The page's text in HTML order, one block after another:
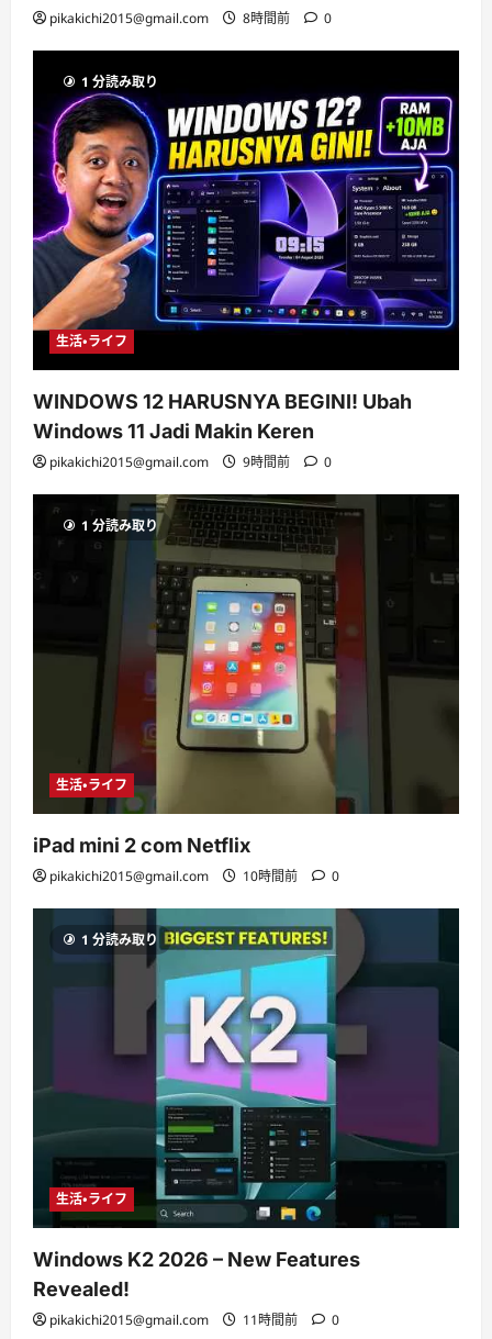
pikakichi2015@gmail.com 8時間前 0
1 分読み取り
生活・ライフ
WINDOWS 12 HARUSNYA BEGINI! Ubah
Windows 11 Jadi Makin Keren
pikakichi2015@gmail.com 9時間前 0
1 分読み取り
生活・ライフ
iPad mini 2 com Netflix
pikakichi2015@gmail.com 10時間前 0
1 分読み取り
生活・ライフ
Windows K2 2026 – New Features
Revealed!
pikakichi2015@gmail.com 11時間前 0